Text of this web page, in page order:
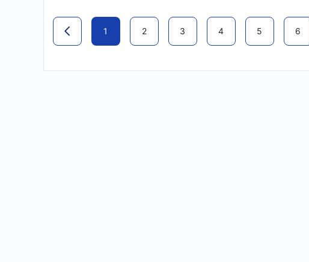
1 2 3 4 5 6